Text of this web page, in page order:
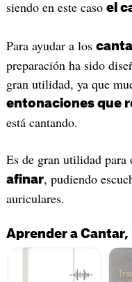
siendo en este caso el
Para ayudar a los
preparación ha sido
gran utilidad, ya que
entonaciones que
está cantando.
Es de gran utilidad para
afinar, pudiendo
auriculares.
Aprender a Cantar,